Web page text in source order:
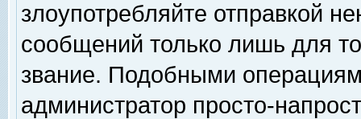
злоупотребляйте отправкой
сообщений только лишь для
звание. Подобными
администратор просто-